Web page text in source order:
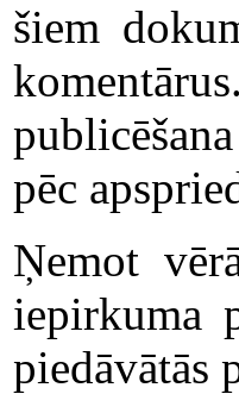
šiem
pēc
Ņemot
iepirkuma
piedāvātās